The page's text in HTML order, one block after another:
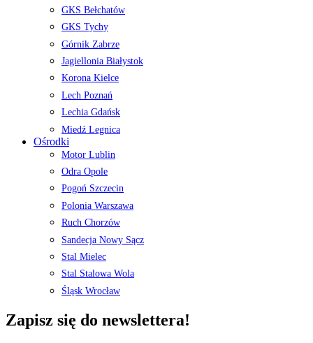
GKS Bełchatów
GKS Tychy
Górnik Zabrze
Jagiellonia Białystok
Korona Kielce
Lech Poznań
Lechia Gdańsk
Miedź Legnica
Ośrodki
Motor Lublin
Odra Opole
Pogoń Szczecin
Polonia Warszawa
Ruch Chorzów
Sandecja Nowy Sącz
Stal Mielec
Stal Stalowa Wola
Śląsk Wrocław
Zapisz się do newslettera!